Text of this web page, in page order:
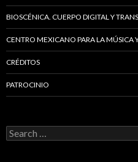
BIOSCÉNICA. CUERPO DIGITAL Y
CENTRO MEXICANO PARA LA MÚSICA
CRÉDITOS
PATROCINIO
Search
for: